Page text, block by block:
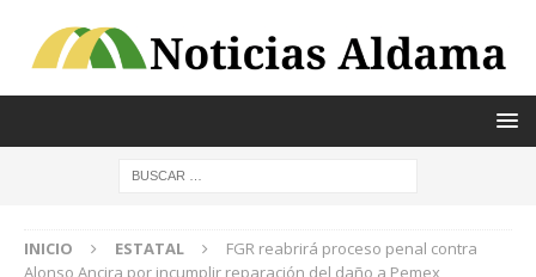
INICIO ESTATAL
FGR reabrirá proceso penal contra
Alonso Ancira por incumplir reparación del daño a Pemex